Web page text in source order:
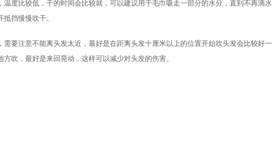
温度比较低，干的时间会比较就，可以建议用干毛巾吸走一部分的水分，直到不再滴水
挡慢慢吹干。
需要注意不能离头发太近，最好是在距离头发十厘米以上的位置开始吹头发会比较好一
吹，最好是来回晃动，这样可以减少对头发的伤害。